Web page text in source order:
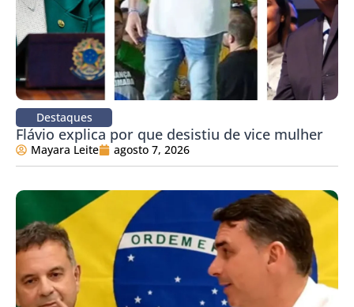
Destaques
Flávio explica por que desistiu de vice mulher
Mayara Leite agosto 7, 2026